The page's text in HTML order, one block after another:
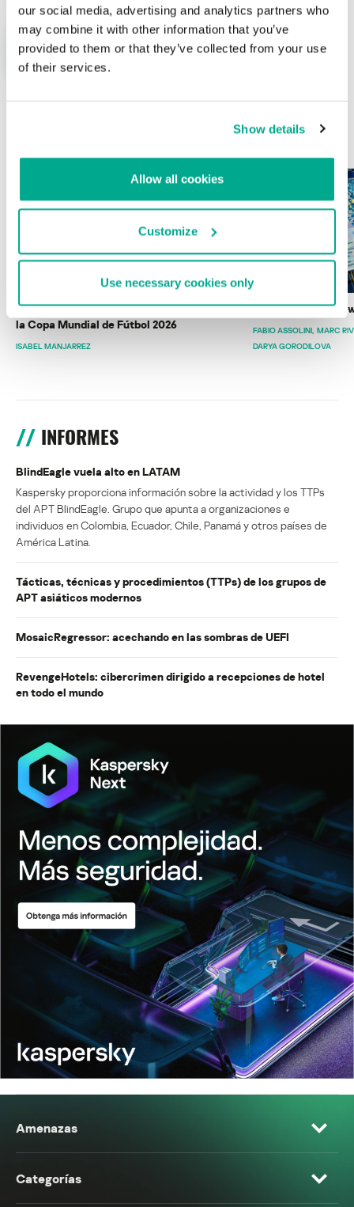
our social media, advertising and analytics partners who
may combine it with other information that you’ve
provided to them or that they’ve collected from your use
of their services.
Show details
Allow all cookies
Customize
Use necessary cookies only
ÚLTIMAS PUBLICACIONES
Wardriving en México: preparativos para
la Copa Mundial de Fútbol 2026
ISABEL MANJARREZ
Estado del
FABIO ASSOLINI MARC
DARYA GORODILOVA
INFORMES
BlindEagle vuela alto en LATAM
Kaspersky proporciona información sobre la actividad y los TTPs
del APT BlindEagle. Grupo que apunta a organizaciones e
individuos en Colombia, Ecuador, Chile, Panamá y otros países de
América Latina.
Tácticas, técnicas y procedimientos (TTPs) de los grupos de
APT asiáticos modernos
MosaicRegressor: acechando en las sombras de UEFI
RevengeHotels: cibercrimen dirigido a recepciones de hotel
en todo el mundo
Amenazas
Categorías